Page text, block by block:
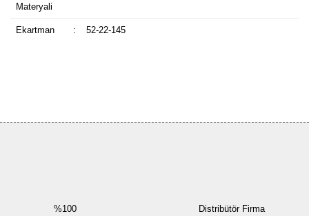
Materyali
Ekartman : 52-22-145
%100
Distribütör Firma